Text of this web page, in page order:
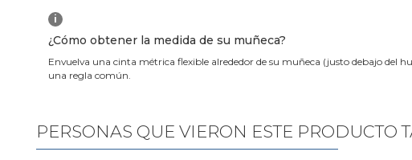
i
¿Cómo obtener la medida de su muñeca?
Envuelva una cinta métrica flexible alrededor de su muñeca (justo debajo del
una regla común.
PERSONAS QUE VIERON ESTE PRODUCTO